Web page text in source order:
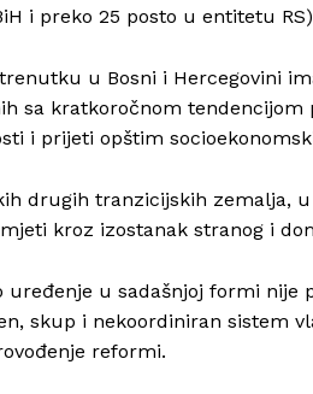
i preko 25 posto u entitetu
u Bosni i Hercegovini
sa kratkoročnom tendencijom
i prijeti opštim
drugih tranzicijskih zemalja,
kroz izostanak stranog i
uređenje u sadašnjoj formi
skup i nekoordiniran sistem
reformi.